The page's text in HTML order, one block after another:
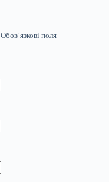
Обов’язкові поля